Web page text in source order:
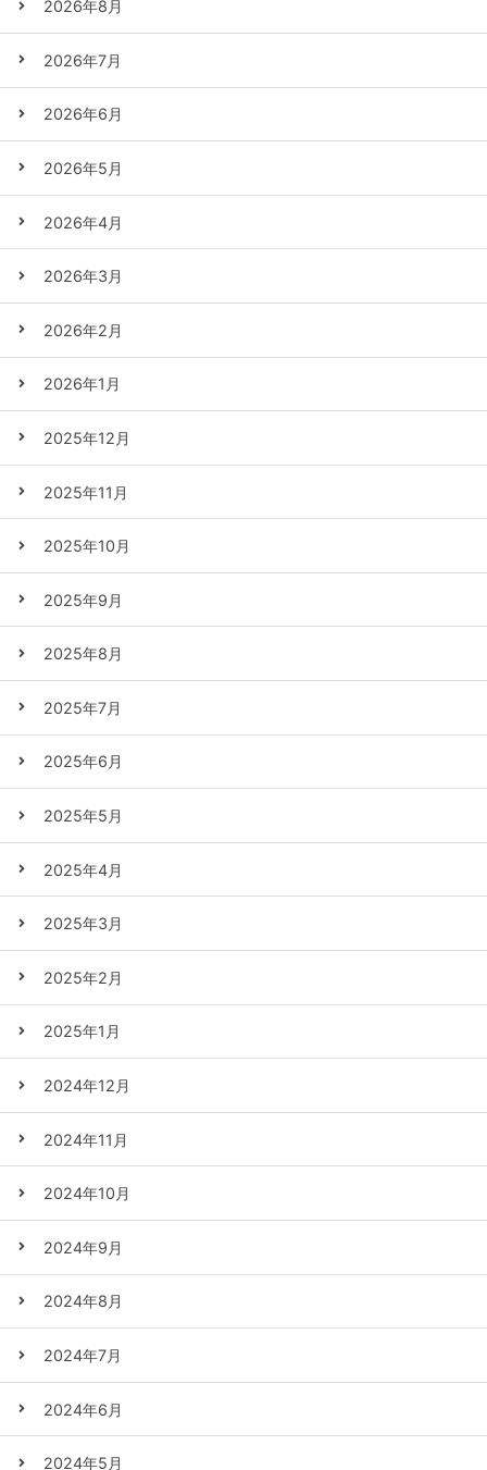
2026年8月
2026年7月
2026年6月
2026年5月
2026年4月
2026年3月
2026年2月
2026年1月
2025年12月
2025年11月
2025年10月
2025年9月
2025年8月
2025年7月
2025年6月
2025年5月
2025年4月
2025年3月
2025年2月
2025年1月
2024年12月
2024年11月
2024年10月
2024年9月
2024年8月
2024年7月
2024年6月
2024年5月